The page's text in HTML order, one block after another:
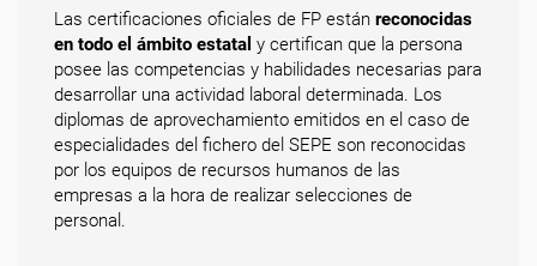
Las certificaciones oficiales de FP están reconocidas
en todo el ámbito estatal y certifican que la persona
posee las competencias y habilidades necesarias para
desarrollar una actividad laboral determinada. Los
diplomas de aprovechamiento emitidos en el caso de
especialidades del fichero del SEPE son reconocidas
por los equipos de recursos humanos de las
empresas a la hora de realizar selecciones de
personal.